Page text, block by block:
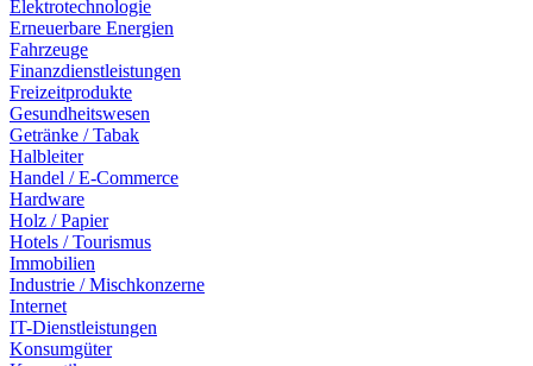
Elektrotechnologie
Erneuerbare Energien
Fahrzeuge
Finanzdienstleistungen
Freizeitprodukte
Gesundheitswesen
Getränke / Tabak
Halbleiter
Handel / E-Commerce
Hardware
Holz / Papier
Hotels / Tourismus
Immobilien
Industrie / Mischkonzerne
Internet
IT-Dienstleistungen
Konsumgüter